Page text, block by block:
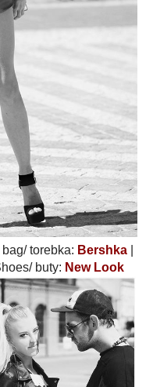
torebka: Bershka|
buty: New Look